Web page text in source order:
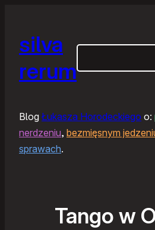
silva
rerum
Blog Łukasza Horodeckiego o:
nerdzeniu, bezmięsnym
sprawach.
Tango w